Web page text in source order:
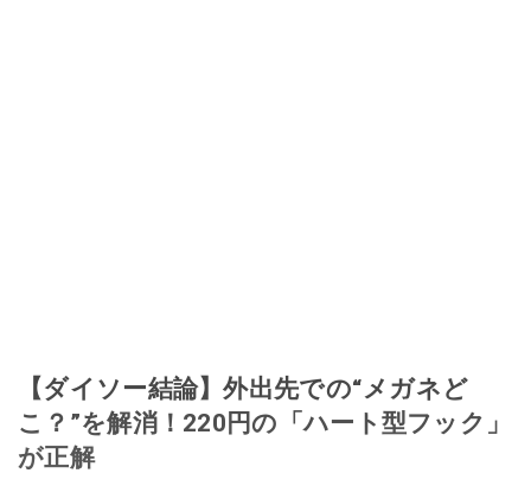
【ダイソー結論】外出先での“メガネど
こ？”を解消！220円の「ハート型フック」
が正解